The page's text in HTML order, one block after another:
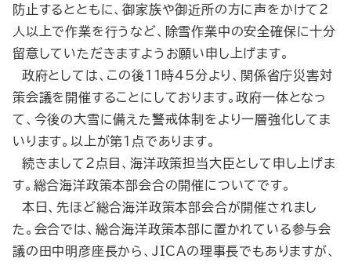
防止するとともに、御家族や御近所の方に声をかけて２
人以上で作業を行うなど、除雪作業中の安全確保に十分
留意していただきますようお願い申し上げます。
政府としては、この後11時45分より、関係省庁災害対
策会議を開催することにしております。政府一体となっ
て、今後の大雪に備えた警戒体制をより一層強化してま
いります。以上が第１点であります。
続きまして２点目、海洋政策担当大臣として申し上げま
す。総合海洋政策本部会合の開催についてです。
本日、先ほど総合海洋政策本部会合が開催されまし
た。会合では、総合海洋政策本部に置かれている参与会
議の田中明彦座長から、JICAの理事長でもありますが、